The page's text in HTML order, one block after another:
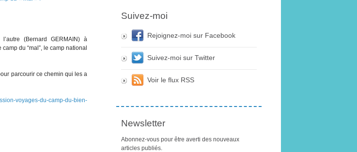
(Bernard GERMAIN) à
du “mal”, le camp national
parcourir ce chemin qui les a
voyages-du-camp-du-bien-
Suivez-moi
Rejoignez-moi sur Facebook
Suivez-moi sur Twitter
Voir le flux RSS
Newsletter
Abonnez-vous pour être averti des nouveaux
articles publiés.